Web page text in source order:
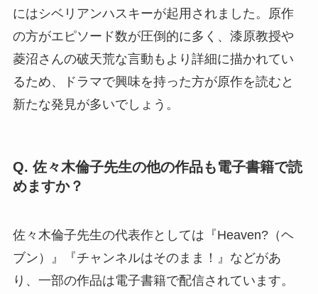
にはシベリアンハスキーが起用されました。原作
の方がエピソード数が圧倒的に多く、漆原教授や
菱沼さんの破天荒な言動もより詳細に描かれてい
るため、ドラマで興味を持った方が原作を読むと
新たな発見が多いでしょう。
Q. 佐々木倫子先生の他の作品も電子書籍で読
めますか？
佐々木倫子先生の代表作としては『Heaven?（ヘ
ブン）』『チャンネルはそのまま！』などがあ
り、一部の作品は電子書籍で配信されています。